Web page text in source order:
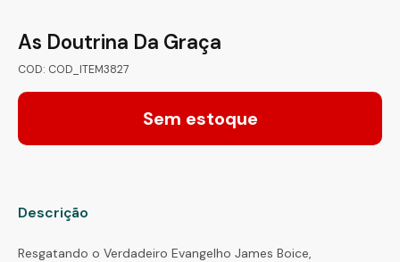
As Doutrina Da Graça
COD: COD_ITEM3827
Sem estoque
Descrição
Resgatando o Verdadeiro Evangelho James Boice,